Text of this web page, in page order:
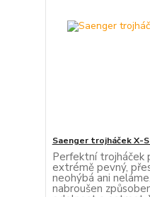
Saenger trojháček X-
Perfektní trojháček
extrémě pevný,
neohýbá ani
nabroušen